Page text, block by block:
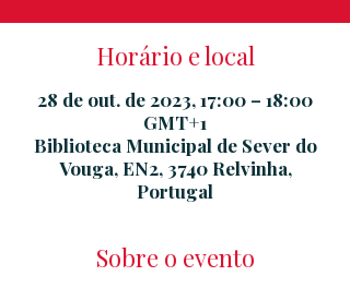
Horário e local
28 de out. de 2023, 17:00 – 18:00
GMT+1
Biblioteca Municipal de Sever do
Vouga, EN2, 3740 Relvinha,
Portugal
Sobre o evento